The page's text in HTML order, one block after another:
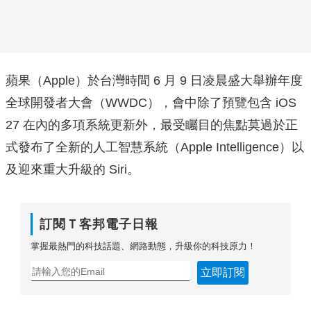
蘋果（Apple）於台灣時間 6 月 9 日凌晨盛大舉辦年度
全球開發者大會（WWDC），會中除了預覽包含 iOS
27 在內的多項系統更新外，最受矚目的焦點莫過於正
式發布了全新的人工智慧系統（Apple Intelligence）以
及迎來重大升級的 Siri。
訂閱Ｔ客邦電子日報
掌握最熱門的科技話題、網路動態，升級你的科技原力！
立即訂閱